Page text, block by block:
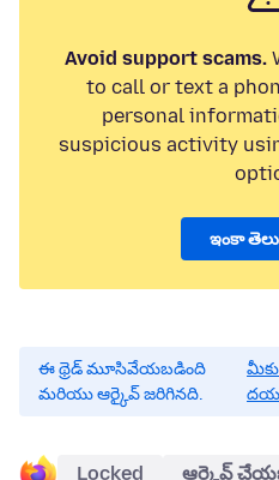
Avoid support scams.
to call or text a
personal
suspicious activity
ఇంకా
ఈ థ్రెడ్ మూసివేయబడింది
మరియు ఆర్కైవ్ జరిగినది.
Locked ఆర్కైవ్